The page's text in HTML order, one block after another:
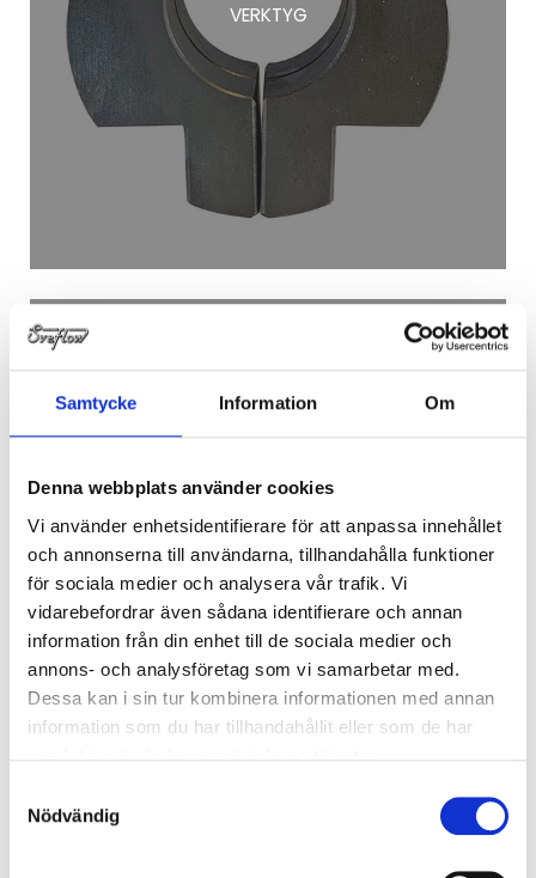
Samtycke Information Om
Denna webbplats använder cookies
Vi använder enhetsidentifierare för att anpassa innehållet
och annonserna till användarna, tillhandahålla funktioner
för sociala medier och analysera vår trafik. Vi
vidarebefordrar även sådana identifierare och annan
information från din enhet till de sociala medier och
annons- och analysföretag som vi samarbetar med.
Dessa kan i sin tur kombinera informationen med annan
information som du har tillhandahållit eller som de har
Nödvändig
VERKTYG